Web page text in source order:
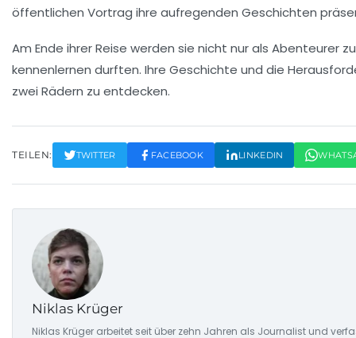
öffentlichen Vortrag ihre aufregenden Geschichten
Am Ende ihrer Reise werden sie nicht nur als Abenteurer
kennenlernen durften. Ihre Geschichte und die
zwei Rädern zu entdecken.
TEILEN: TWITTER FACEBOOK LINKEDIN
Niklas Krüger
Niklas Krüger arbeitet seit über zehn Jahren als Journalist und